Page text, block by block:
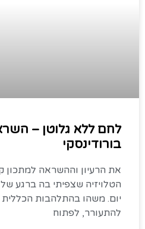
לחם ללא גלוטן –
בורודינסקי
את הרעיון וההשראה למתכון
הטלויזיה שצפיתי בה ברגע
יום. משהו בהתלהבות הכללית
להתעורר, לפתוח